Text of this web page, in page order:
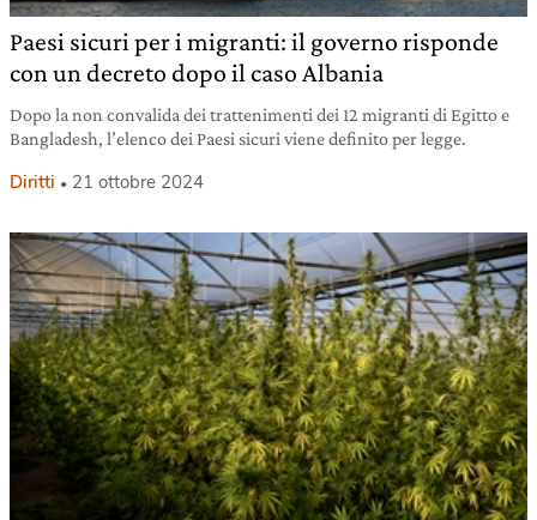
Paesi sicuri per i migranti: il governo risponde
con un decreto dopo il caso Albania
Dopo la non convalida dei trattenimenti dei 12 migranti di Egitto e
Bangladesh, l’elenco dei Paesi sicuri viene definito per legge.
Diritti 21 ottobre 2024